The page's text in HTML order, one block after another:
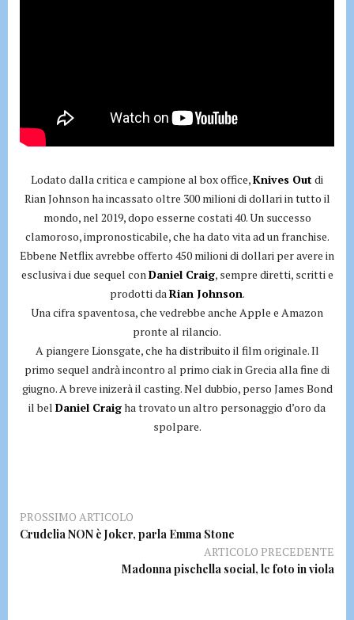
Lodato dalla critica e campione al box office,Knives Outdi
Rian Johnson ha incassato oltre 300 milioni di dollari in tutto il
mondo, nel 2019, dopo esserne costati 40. Un successo
clamoroso, impronosticabile, che ha dato vita ad un franchise.
Ebbene Netflix avrebbe offerto 450 milioni di dollari per avere in
esclusiva i due sequel conDaniel Craig, sempre diretti, scritti e
prodotti daRian Johnson.
Una cifra spaventosa, che vedrebbe anche Apple e Amazon
pronte al rilancio.
A piangere Lionsgate, che ha distribuito il film originale. Il
primo sequel andrà incontro al primo ciak in Grecia alla fine di
giugno. A breve inizerà il casting. Nel dubbio, perso James Bond
il bel Daniel Craigha trovato un altro personaggio d’oro da
spolpare.
PROSSIMO ARTICOLO
Crudelia NON è Joker, parla Emma Stone
ARTICOLO PRECEDENTE
Madonna pischella social, le foto in viola